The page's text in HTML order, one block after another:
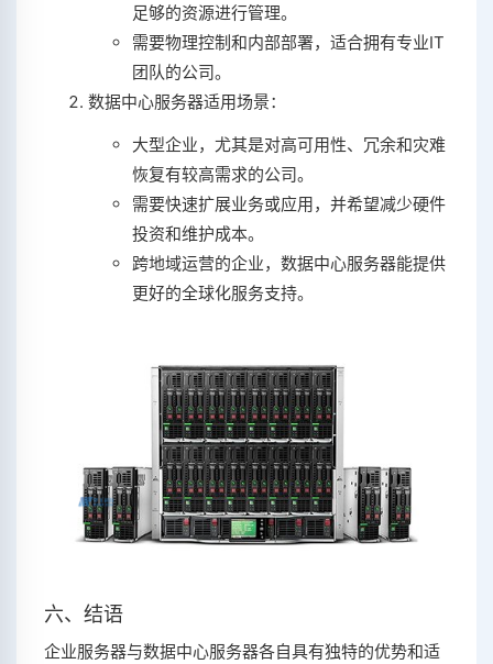
足够的资源进行管理。
需要物理控制和内部部署，适合拥有专业IT
团队的公司。
数据中心服务器适用场景：
大型企业，尤其是对高可用性、冗余和灾难
恢复有较高需求的公司。
需要快速扩展业务或应用，并希望减少硬件
投资和维护成本。
跨地域运营的企业，数据中心服务器能提供
更好的全球化服务支持。
六、结语
企业服务器与数据中心服务器各自具有独特的优势和适